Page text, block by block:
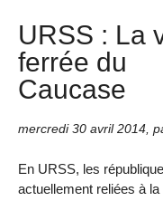
URSS : La
ferrée du
Caucase
mercredi 30 avril 2014,
En URSS, les
actuellement reliées à